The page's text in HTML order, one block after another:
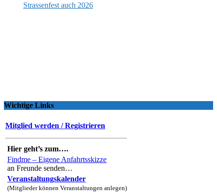
Strassenfest auch 2026
Wichtige Links
Mitglied werden / Registrieren
Hier geht’s zum….
Findme – Eigene Anfahrtsskizze
an Freunde senden…
Veranstaltungskalender
(Mitglieder können Veranstaltungen anlegen)